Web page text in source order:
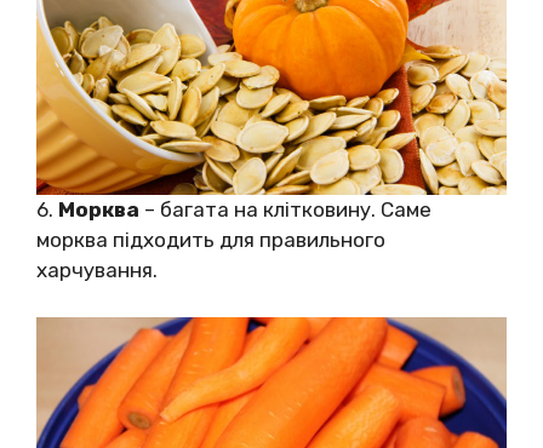
6. Морква – багата на клітковину. Саме
морква підходить для правильного
харчування.